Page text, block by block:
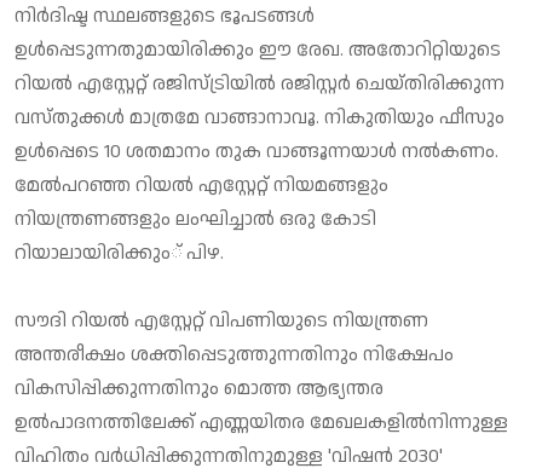
നിര്‍ദിഷ്ട സ്ഥലങ്ങളുടെ ഭൂപടങ്ങള്‍
ഉള്‍പ്പെടുന്നതുമായിരിക്കും ഈ രേഖ. അതോറിറ്റിയുടെ
റിയല്‍ എസ്റ്റേറ്റ് രജിസ്ട്രിയില്‍ രജിസ്റ്റര്‍ ചെയ്തിരിക്കുന്ന
വസ്തുക്കള്‍ മാത്രമേ വാങ്ങാനാവൂ. നികുതിയും ഫീസും
ഉള്‍പ്പെടെ 10 ശതമാനം തുക വാങ്ങൂന്നയാള്‍ നല്‍കണം.
മേല്‍പറഞ്ഞ റിയല്‍ എസ്റ്റേറ്റ് നിയമങ്ങളും
നിയന്ത്രണങ്ങളും ലംഘിച്ചാല്‍ ഒരു കോടി
റിയാലായിരിക്കും് പിഴ.
സൗദി റിയല്‍ എസ്റ്റേറ്റ് വിപണിയുടെ നിയന്ത്രണ
അന്തരീക്ഷം ശക്തിപ്പെടുത്തുന്നതിനും നിക്ഷേപം
വികസിപ്പിക്കുന്നതിനും മൊത്ത ആഭ്യന്തര
ഉല്‍പാദനത്തിലേക്ക് എണ്ണയിതര മേഖലകളില്‍നിന്നുള്ള
വിഹിതം വര്‍ധിപ്പിക്കുന്നതിനുമുള്ള 'വിഷന്‍ 2030'